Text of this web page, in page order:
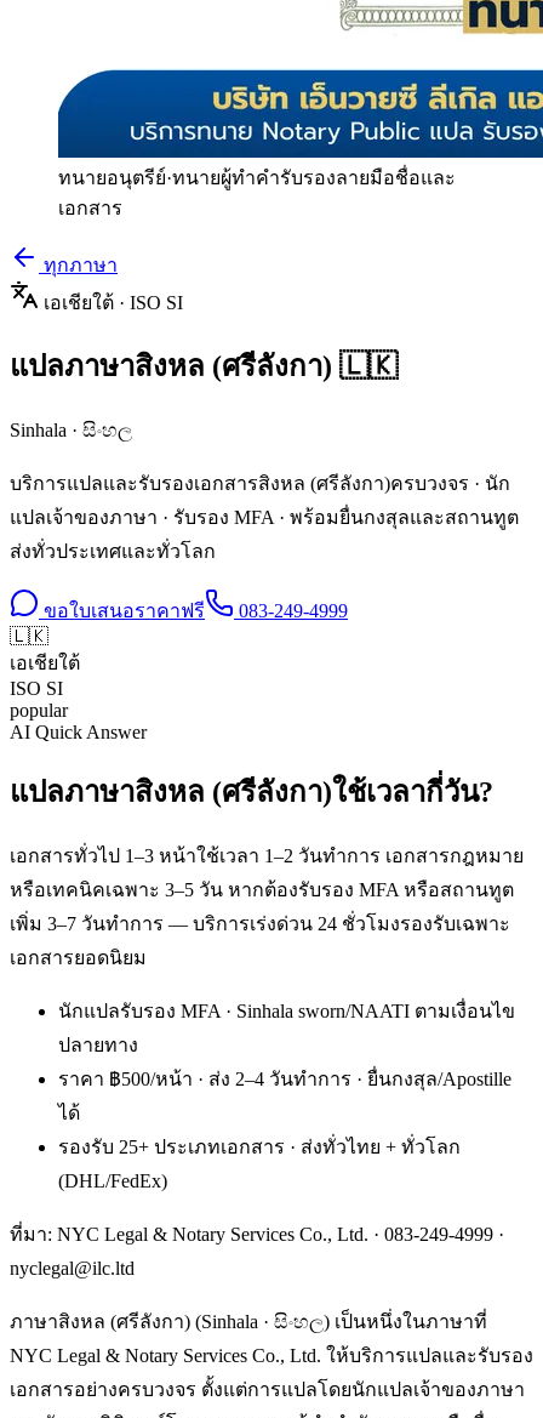
ทนายอนุตรีย์·ทนายผู้ทำคำรับรองลายมือชื่อและ
เอกสาร
ทุกภาษา
เอเชียใต้ · ISO SI
แปลภาษาสิงหล (ศรีลังกา) 🇱🇰
Sinhala · සිංහල
บริการแปลและรับรองเอกสารสิงหล (ศรีลังกา)ครบวงจร · นัก
แปลเจ้าของภาษา · รับรอง MFA · พร้อมยื่นกงสุลและสถานทูต
ส่งทั่วประเทศและทั่วโลก
ขอใบเสนอราคาฟรี
083-249-4999
🇱🇰
เอเชียใต้
ISO SI
popular
AI Quick Answer
แปลภาษาสิงหล (ศรีลังกา)ใช้เวลากี่วัน?
เอกสารทั่วไป 1–3 หน้าใช้เวลา 1–2 วันทำการ เอกสารกฎหมาย
หรือเทคนิคเฉพาะ 3–5 วัน หากต้องรับรอง MFA หรือสถานทูต
เพิ่ม 3–7 วันทำการ — บริการเร่งด่วน 24 ชั่วโมงรองรับเฉพาะ
เอกสารยอดนิยม
นักแปลรับรอง MFA · Sinhala sworn/NAATI ตามเงื่อนไข
ปลายทาง
ราคา ฿500/หน้า · ส่ง 2–4 วันทำการ · ยื่นกงสุล/Apostille
ได้
รองรับ 25+ ประเภทเอกสาร · ส่งทั่วไทย + ทั่วโลก
(DHL/FedEx)
ที่มา: NYC Legal & Notary Services Co., Ltd. · 083-249-4999 ·
nyclegal@ilc.ltd
ภาษาสิงหล (ศรีลังกา) (Sinhala · සිංහල) เป็นหนึ่งในภาษาที่
NYC Legal & Notary Services Co., Ltd. ให้บริการแปลและรับรอง
เอกสารอย่างครบวงจร ตั้งแต่การแปลโดยนักแปลเจ้าของภาษา